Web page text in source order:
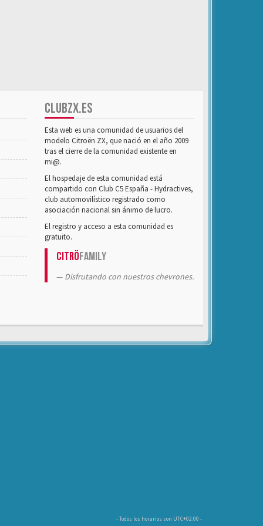
CLUBZX.ES
Esta web es una comunidad de usuarios del
modelo Citroën ZX, que nació en el año 2009
tras el cierre de la comunidad existente en
mi@.
El hospedaje de esta comunidad está
compartido con Club C5 España - Hydractives,
club automovilístico registrado como
asociación nacional sin ánimo de lucro.
El registro y acceso a esta comunidad es
gratuito.
CitröFamily
Disfrutando con nuestros chevrones.
- Todos los horarios son UTC+02:00 -